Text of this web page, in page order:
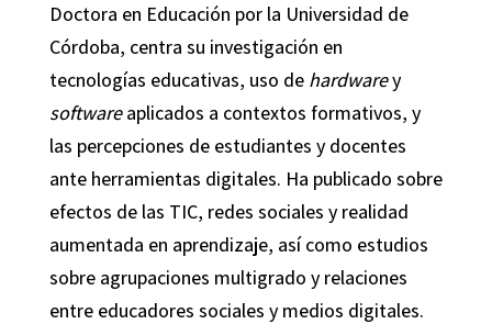
Doctora en Educación por la Universidad de
Córdoba, centra su investigación en
tecnologías educativas, uso de hardwarey
softwareaplicados a contextos formativos, y
las percepciones de estudiantes y docentes
ante herramientas digitales. Ha publicado sobre
efectos de las TIC, redes sociales y realidad
aumentada en aprendizaje, así como estudios
sobre agrupaciones multigrado y relaciones
entre educadores sociales y medios digitales.